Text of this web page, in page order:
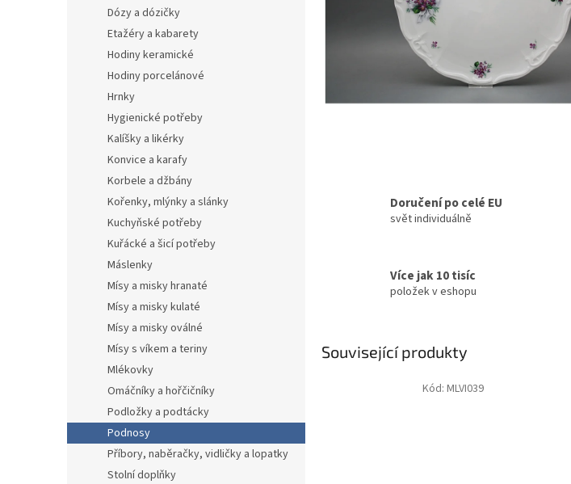
Dózy a dózičky
Etažéry a kabarety
Hodiny keramické
Hodiny porcelánové
Hrnky
Hygienické potřeby
Kalíšky a likérky
Konvice a karafy
Korbele a džbány
Kořenky, mlýnky a slánky
Kuchyňské potřeby
Kuřácké a šicí potřeby
Máslenky
Mísy a misky hranaté
Mísy a misky kulaté
Mísy a misky oválné
Mísy s víkem a teriny
Mlékovky
Omáčníky a hořčičníky
Podložky a podtácky
Podnosy
Příbory, naběračky, vidličky a lopatky
Stolní doplňky
Doručení po celé EU
svět individuálně
Více jak 10 tisíc
položek v eshopu
Související produkty
Kód: MLVI039